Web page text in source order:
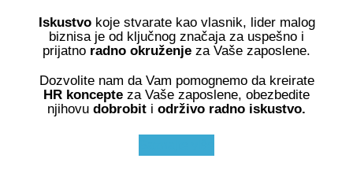
Iskustvokoje stvarate kao vlasnik, lider malog
biznisa je od ključnog značaja za uspešno i
prijatno radno okruženje za Vaše zaposlene.
Dozvolite nam da Vam pomognemo da kreirate
HR koncepte za Vaše zaposlene, obezbedite
njihovu dobrobit i održivo radno iskustvo.